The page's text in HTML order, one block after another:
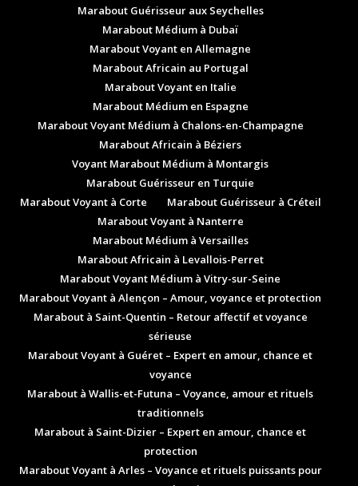
Marabout Guérisseur aux Seychelles
Marabout Médium à Dubaï
Marabout Voyant en Allemagne
Marabout Africain au Portugal
Marabout Voyant en Italie
Marabout Médium en Espagne
Marabout Voyant Médium à Chalons-en-Champagne
Marabout Africain à Béziers
Voyant Marabout Médium à Montargis
Marabout Guérisseur en Turquie
Marabout Voyant à Corte
Marabout Guérisseur à Créteil
Marabout Voyant à Nanterre
Marabout Médium à Versailles
Marabout Africain à Levallois-Perret
Marabout Voyant Médium à Vitry-sur-Seine
Marabout Voyant à Alençon – Amour, voyance et protection
Marabout à Saint-Quentin – Retour affectif et voyance
sérieuse
Marabout Voyant à Guéret – Expert en amour, chance et
voyance
Marabout à Wallis-et-Futuna – Voyance, amour et rituels
traditionnels
Marabout à Saint-Dizier – Expert en amour, chance et
protection
Marabout Voyant à Arles – Voyance et rituels puissants pour